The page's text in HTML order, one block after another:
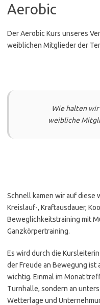
Aerobic
Der Aerobic Kurs unseres
weiblichen Mitglieder der
Wie halten
weibliche
Schnell kamen wir auf
Kreislauf-, Kraftausdauer,
Beweglichkeitstraining mit
Ganzkörpertraining.
Es wird durch die
der Freude an Bewegung ist
wichtig. Einmal im Monat
Turnhalle, sondern an
Wetterlage und